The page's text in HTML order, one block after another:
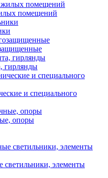
помещений
гирлянды
и специального
опоры
светильники, элементы